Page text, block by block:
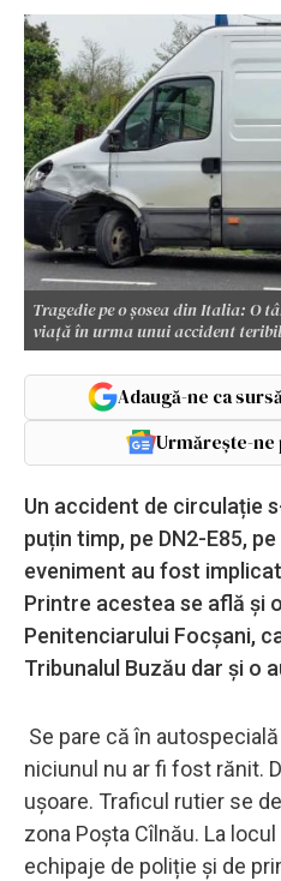
Tragedie pe o șosea din Italia: O
viață în urma unui accident teribil
Adaugă-ne ca
Urmărește-ne
Un accident de circulație
puțin timp, pe DN2-E85,
eveniment au fost
Printre acestea se află și
Penitenciarului Focșani,
Tribunalul Buzău dar și o
Se pare că în
niciunul nu ar fi fost rănit.
ușoare. Traficul rutier se
zona Poșta Cîlnău. La
echipaje de poliție și de